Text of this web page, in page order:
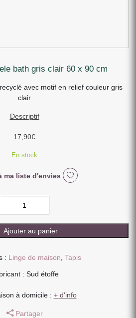
bath gris clair 60 x 90 cm
avec motif en relief couleur gris
clair
Descriptif
17,90€
En stock
ma liste d'envies
TISSE
BATH
CM
Ajouter au panier
: Linge de maison, Tapis
: Sud étoffe
à domicile : + d'info
Partager